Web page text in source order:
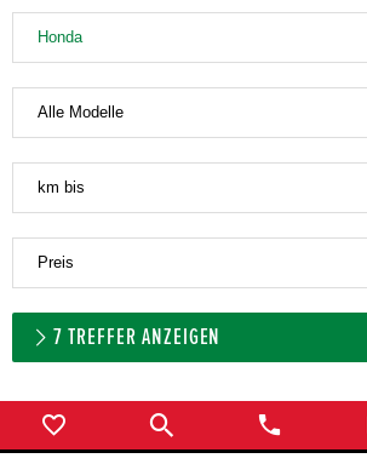
Honda
Alle Modelle
km bis
Preis
7 TREFFER ANZEIGEN